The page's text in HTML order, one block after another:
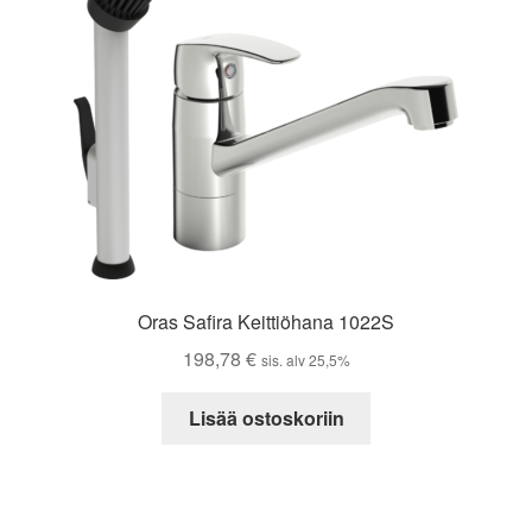
Oras Safira Keittiöhana 1022S
198,78 € sis. alv 25,5%
Lisää ostoskoriin